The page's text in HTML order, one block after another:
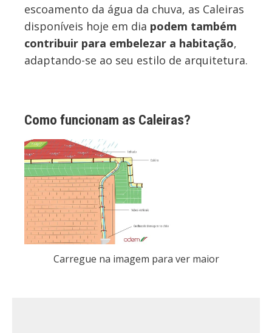
escoamento da água da chuva, as Caleiras
disponíveis hoje em dia podem também
contribuir para embelezar a habitação,
adaptando-se ao seu estilo de arquitetura.
Como funcionam as Caleiras?
Carregue na imagem para ver maior